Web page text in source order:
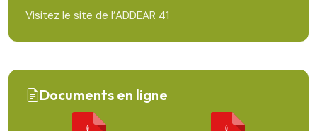
Visitez le site de l’ADDEAR 41
Documents en ligne